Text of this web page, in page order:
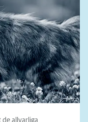
de allvarliga